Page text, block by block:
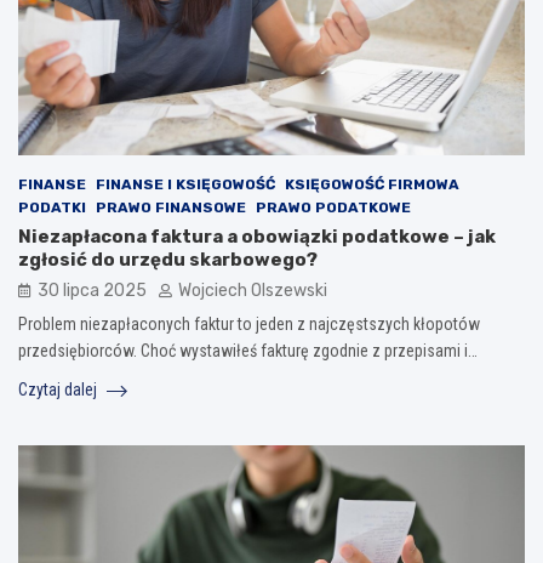
FINANSE FINANSE I KSIĘGOWOŚĆ
KSIĘGOWOŚĆ FIRMOWA
PODATKI
PRAWO FINANSOWE PRAWO PODATKOWE
Niezapłacona faktura a obowiązki podatkowe – jak
zgłosić do urzędu skarbowego?
30 lipca 2025 Wojciech Olszewski
Problem niezapłaconych faktur to jeden z najczęstszych kłopotów
przedsiębiorców. Choć wystawiłeś fakturę zgodnie z przepisami i…
Czytaj dalej